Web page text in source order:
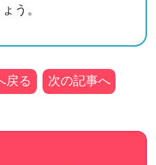
う。
戻る 次の記事へ